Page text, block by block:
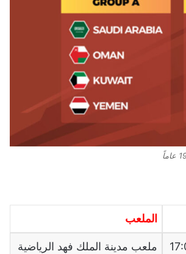
الملعب
ملعب مدينة الملك فهد الرياضية